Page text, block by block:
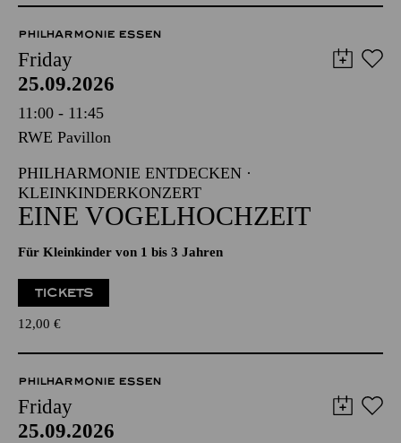
PHILHARMONIE ESSEN
Friday
25.09.2026
11:00 - 11:45
RWE Pavillon
PHILHARMONIE ENTDECKEN ·
KLEINKINDERKONZERT
EINE VOGELHOCHZEIT
Für Kleinkinder von 1 bis 3 Jahren
TICKETS
12,00 €
PHILHARMONIE ESSEN
Friday
25.09.2026